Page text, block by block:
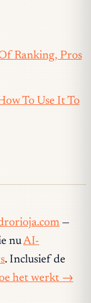
Ranking, Pros
To Use It To
—
nuAI-
. Inclusief de
het werkt →